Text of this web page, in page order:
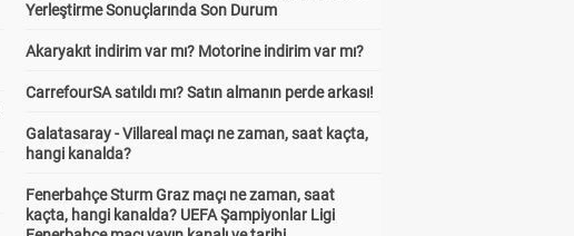
Yerleştirme Sonuçlarında Son Durum
Akaryakıt indirim var mı? Motorine indirim var mı?
CarrefourSA satıldı mı? Satın almanın perde arkası!
Galatasaray - Villareal maçı ne zaman, saat kaçta,
hangi kanalda?
Fenerbahçe Sturm Graz maçı ne zaman, saat
kaçta, hangi kanalda? UEFA Şampiyonlar Ligi